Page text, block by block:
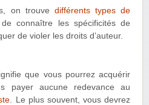
on trouve différents types de
connaître les spécificités de
de violer les droits d’auteur.
que vous pourrez acquérir
payer aucune redevance au
. Le plus souvent, vous devrez